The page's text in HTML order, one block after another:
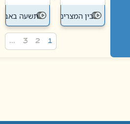
בין המצרים תשעה באב